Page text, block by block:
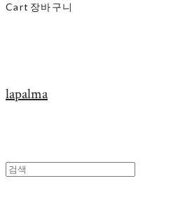
Cart 장바구니
lapalma